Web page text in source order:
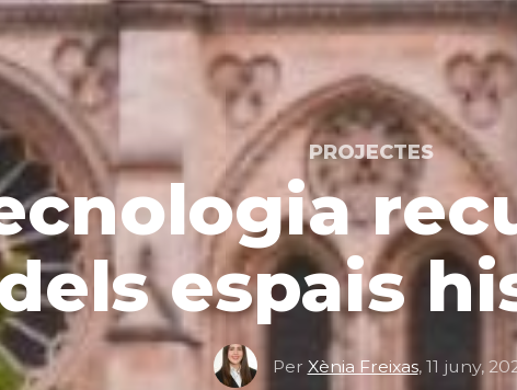
PROJECTES
espais
Per Xènia Freixas, 11 juny,